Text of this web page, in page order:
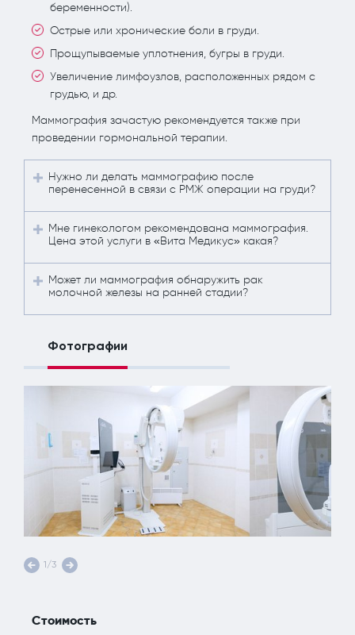
беременности).
Острые или хронические боли в груди.
Прощупываемые уплотнения, бугры в груди.
Увеличение лимфоузлов, расположенных рядом с
грудью, и др.
Маммография зачастую рекомендуется также при
проведении гормональной терапии.
Нужно ли делать маммографию после
перенесенной в связи с РМЖ операции на груди?
Мне гинекологом рекомендована маммография.
Цена этой услуги в «Вита Медикус» какая?
Может ли маммография обнаружить рак
молочной железы на ранней стадии?
Фотографии
1/3
Стоимость